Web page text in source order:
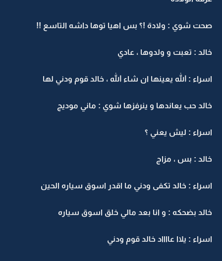
صحت شوي : ولادة !؟ بس اهيا توها داشه التاسع !!
خالد : تعبت و ولدوها ، عادي
اسراء : الله يعينها ان شاء الله ، خالد قوم ودني لها
خالد حب يعاندها و ينرفزها شوي : ماني موديج
اسراء : ليش يعني ؟
خالد : بس ، مزاج
اسراء : خالد تكفى ودني ما اقدر اسوق سياره الحين
خالد بضحكه : و انا بعد مالي خلق اسوق سياره
اسراء : يلاا عااااد خالد قوم ودني